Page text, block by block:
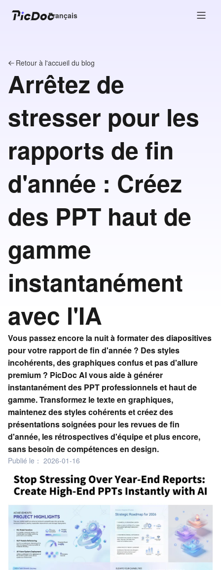
Français
Retour à l'accueil du blog
Arrêtez de
stresser pour les
rapports de fin
d'année : Créez
des PPT haut de
gamme
instantanément
avec l'IA
Vous passez encore la nuit à formater des diapositives
pour votre rapport de fin d'année ? Des styles
incohérents, des graphiques confus et pas d'allure
premium ? PicDoc AI vous aide à générer
instantanément des PPT professionnels et haut de
gamme. Transformez le texte en graphiques,
maintenez des styles cohérents et créez des
présentations soignées pour les revues de fin
d'année, les rétrospectives d'équipe et plus encore,
sans besoin de compétences en design.
Publié le： 2026-01-16